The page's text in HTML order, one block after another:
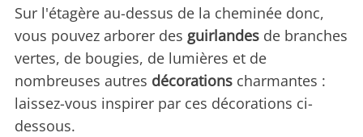
Sur l'étagère au-dessus de la cheminée donc,
vous pouvez arborer des guirlandes de branches
vertes, de bougies, de lumières et de
nombreuses autres décorations charmantes :
laissez-vous inspirer par ces décorations ci-
dessous.